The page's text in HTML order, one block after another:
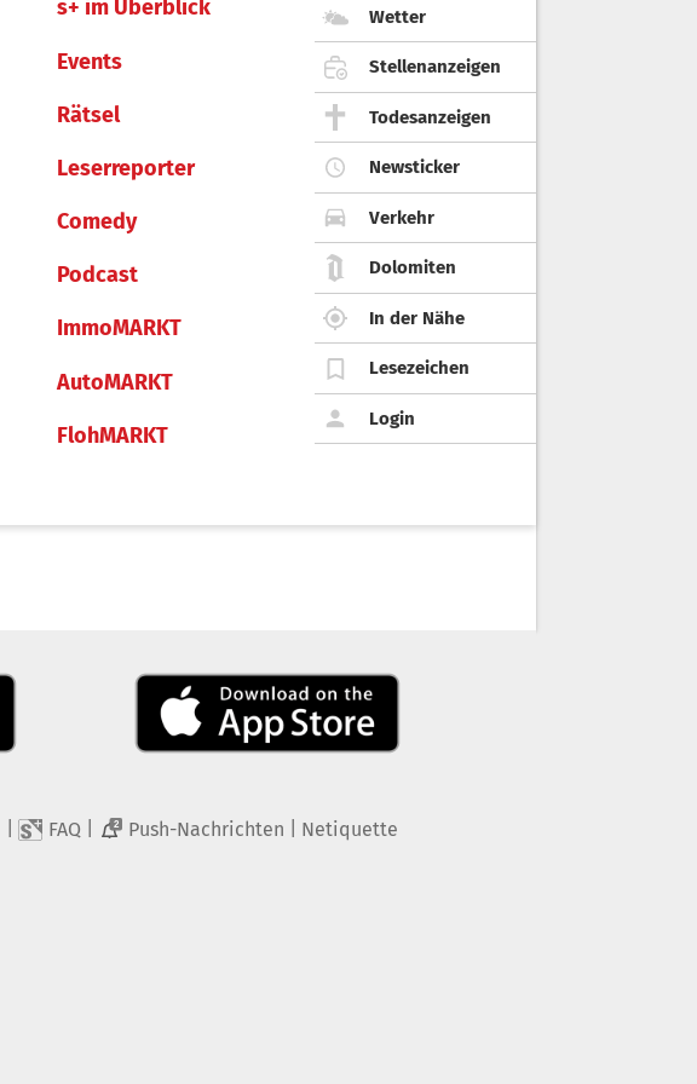
s+ im Überblick
Events
Rätsel
Leserreporter
Comedy
Podcast
ImmoMARKT
AutoMARKT
FlohMARKT
Wetter
Stellenanzeigen
Todesanzeigen
Newsticker
Verkehr
Dolomiten
In der Nähe
Lesezeichen
Login
FAQ 2 Push-Nachrichten Netiquette